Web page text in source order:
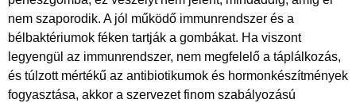
nem szaporodik. A jól működő immunrendszer és a
bélbaktériumok féken tartják a gombákat. Ha viszont
legyengül az immunrendszer, nem megfelelő a táplálkozás,
és túlzott mértékű az antibiotikumok és hormonkészítmények
fogyasztása, akkor a szervezet finom szabályozású